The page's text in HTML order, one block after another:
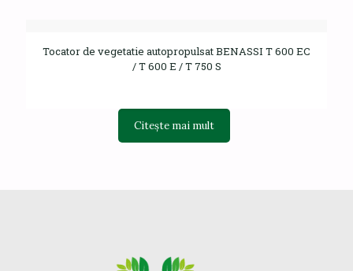
Tocator de vegetatie autopropulsat BENASSI T 600 EC
/ T 600 E / T 750 S
Citește mai mult